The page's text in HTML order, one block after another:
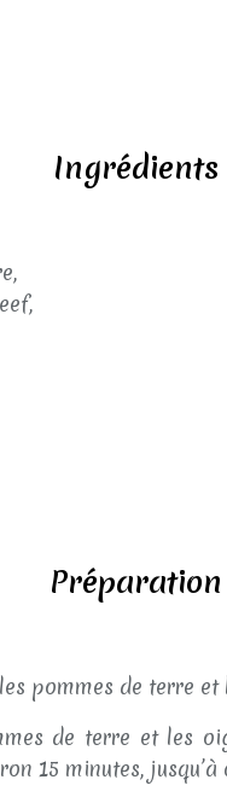
Ingrédients
pommes de terre
de terre et les
15 minutes, jusqu’à